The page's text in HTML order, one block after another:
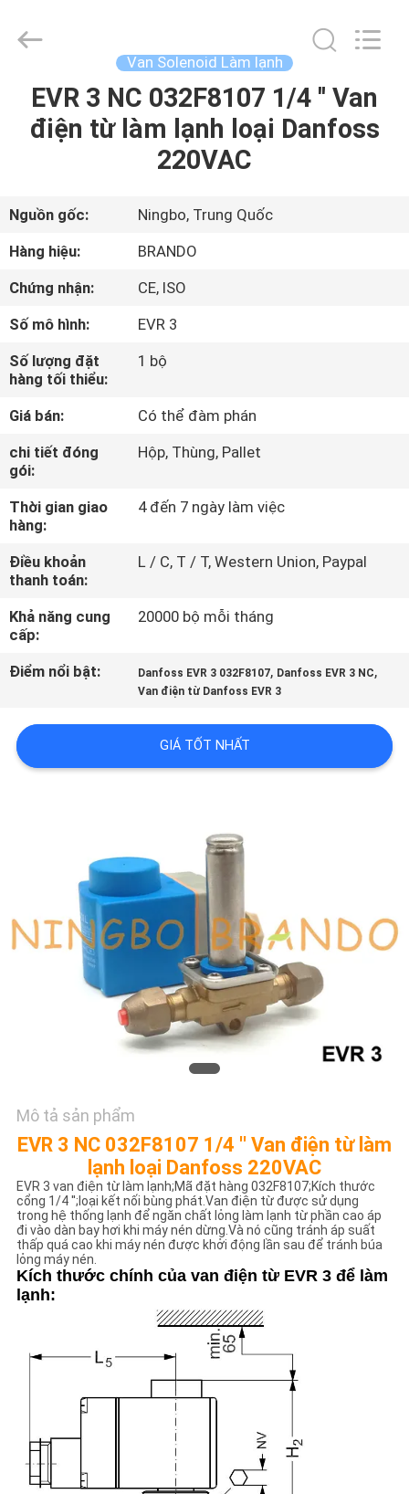
NHÀ
VỀ
CHÚNG
CHUYẾN
THAM
QUAN
NHÀ
KIỂM
SOÁT
CHẤT
LƯỢNG
HỆ
VỚI
CẦU
ĐẶT
COMPANY
SƠ
ĐỒ
TRANG
WEB
CHÍNH
SÁCH
MẬT
Brando
Hardware
Reserved.
Van Solenoid Làm lạnh
EVR 3 NC 032F8107 1/4 '' Van
điện từ làm lạnh loại Danfoss
220VAC
Nguồn gốc:
Ningbo, Trung Quốc
Hàng hiệu:
BRANDO
Chứng nhận:
CE, ISO
Số mô hình:
EVR 3
Số lượng đặt
hàng tối thiểu:
1 bộ
Giá bán:
Có thể đàm phán
chi tiết đóng
gói:
Hộp, Thùng, Pallet
Thời gian giao
hàng:
4 đến 7 ngày làm việc
Điều khoản
thanh toán:
L / C, T / T, Western Union, Paypal
Khả năng cung
cấp:
20000 bộ mỗi tháng
Điểm nổi bật: Danfoss EVR 3 032F8107, Danfoss EVR 3 NC,
Van điện từ Danfoss EVR 3
GIÁ TỐT NHẤT
Mô tả sản phẩm
EVR 3 NC 032F8107 1/4 '' Van điện từ làm
lạnh loại Danfoss 220VAC
EVR 3 van điện từ làm lạnh;Mã đặt hàng 032F8107;Kích thước
cổng 1/4 '';loại kết nối bùng phát.Van điện từ được sử dụng
trong hệ thống lạnh để ngăn chất lỏng làm lạnh từ phần cao áp
đi vào dàn bay hơi khi máy nén dừng.Và nó cũng tránh áp suất
thấp quá cao khi máy nén được khởi động lần sau để tránh búa
lỏng máy nén.
Kích thước chính của van điện từ EVR 3 để làm
lạnh: